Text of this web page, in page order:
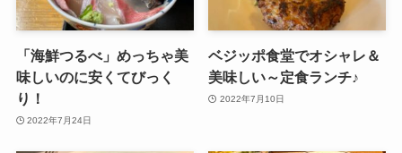
「海鮮つるべ」めっちゃ美
味しいのに安くてびっく
り！
2022年7月24日
ベジッポ食堂でオシャレ＆
美味しい～定食ランチ♪
2022年7月10日